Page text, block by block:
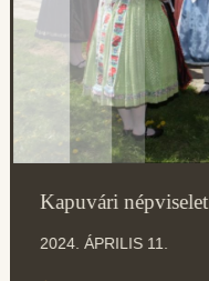
Kapuvári népviselet
2024. ÁPRILIS 11.